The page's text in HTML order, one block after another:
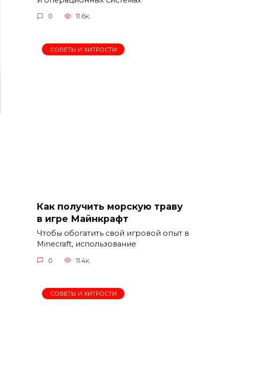
0 11.6к.
СОВЕТЫ И ХИТРОСТИ
Как получить морскую траву
в игре Майнкрафт
Чтобы обогатить свой игровой опыт в
Minecraft, использование
0 11.4к.
СОВЕТЫ И ХИТРОСТИ